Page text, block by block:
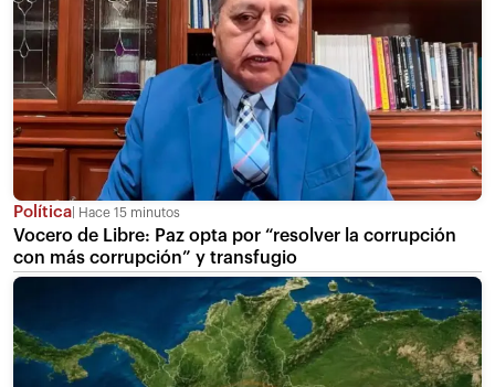
Política Hace 15 minutos
Vocero de Libre: Paz opta por “resolver la corrupción
con más corrupción” y transfugio